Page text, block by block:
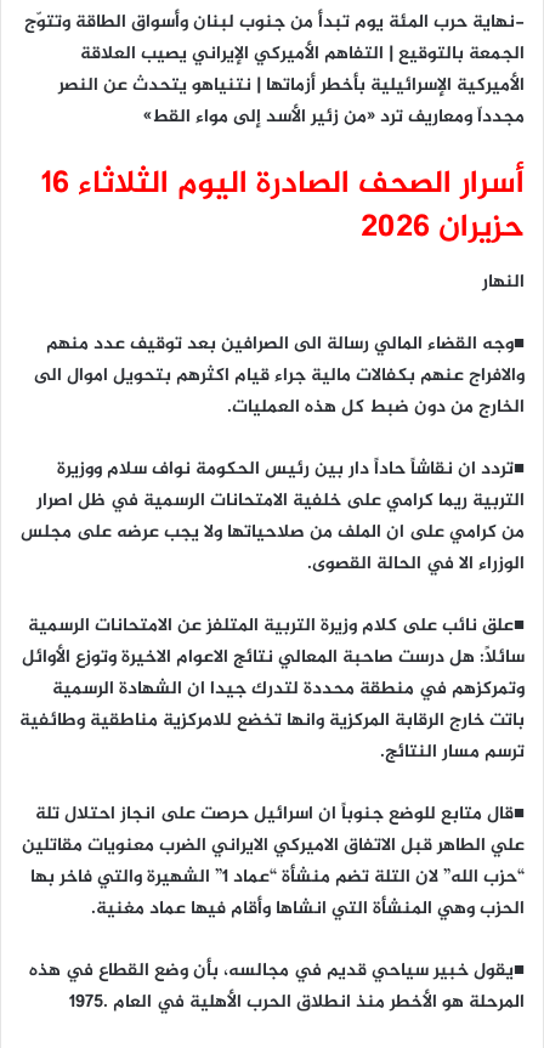
-نهاية حرب المئة يوم تبدأ من جنوب لبنان وأسواق الطاقة وتتوّج
الجمعة بالتوقيع | التفاهم الأميركي الإيراني يصيب العلاقة
الأميركية الإسرائيلية بأخطر أزماتها | نتنياهو يتحدث عن النصر
مجدداّ ومعاريف ترد «من زئير الأسد إلى مواء القط»
أسرار الصحف الصادرة اليوم الثلاثاء 16
حزيران 2026
النهار
■وجه القضاء المالي رسالة الى الصرافين بعد توقيف عدد منهم
والافراج عنهم بكفالات مالية جراء قيام اكثرهم بتحويل اموال الى
الخارج من دون ضبط كل هذه العمليات.
■تردد ان نقاشاً حاداً دار بين رئيس الحكومة نواف سلام ووزيرة
التربية ريما كرامي على خلفية الامتحانات الرسمية في ظل اصرار
من كرامي على ان الملف من صلاحياتها ولا يجب عرضه على مجلس
الوزراء الا في الحالة القصوى.
■علق نائب على كلام وزيرة التربية المتلفز عن الامتحانات الرسمية
سائلاً: هل درست صاحبة المعالي نتائج الاعوام الاخيرة وتوزع الأوائل
وتمركزهم في منطقة محددة لتدرك جيدا ان الشهادة الرسمية
باتت خارج الرقابة المركزية وانها تخضع للامركزية مناطقية وطائفية
ترسم مسار النتائج.
■قال متابع للوضع جنوباً ان اسرائیل حرصت على انجاز احتلال تلة
علي الطاهر قبل الاتفاق الاميركي الايراني الضرب معنويات مقاتلين
“حزب الله” لان التلة تضم منشأة “عماد 1” الشهيرة والتي فاخر بها
الحزب وهي المنشأة التي انشاها وأقام فيها عماد مغنية.
■يقول خبير سياحي قديم في مجالسه، بأن وضع القطاع في هذه
المرحلة هو الأخطر منذ انطلاق الحرب الأهلية في العام .1975